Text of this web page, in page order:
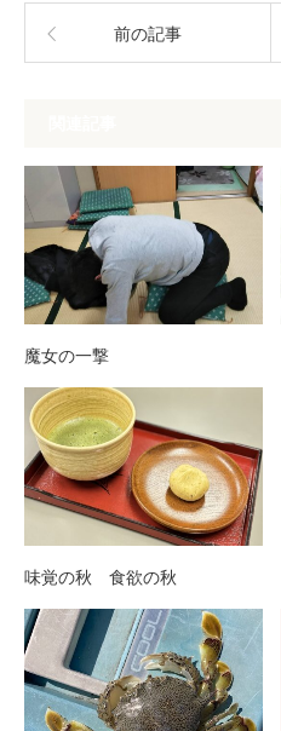
前の記事
魔女の一撃
味覚の秋 食欲の秋